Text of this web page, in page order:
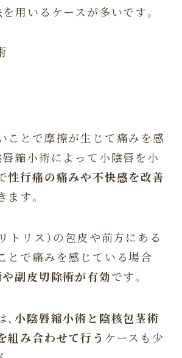
用いるケースが多いです。
ことで摩擦が生じて痛みを感
唇縮小術によって小陰唇を小
性行痛の痛みや不快感を改善
す。
トリス）の包皮や前方にある
とで痛みを感じている場合
副皮切除術が有効です。
、小陰唇縮小術と陰核包茎術
組み合わせて行う ケースも少